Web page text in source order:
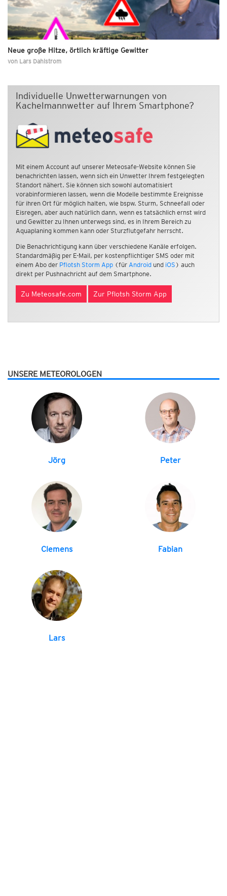
Neue große Hitze, örtlich kräftige Gewitter
von Lars Dahlstrom
Individuelle Unwetterwarnungen von
Kachelmannwetter auf Ihrem Smartphone?
Mit einem Account auf unserer Meteosafe-Website können Sie
benachrichten lassen, wenn sich ein Unwetter Ihrem festgelegten
Standort nähert. Sie können sich sowohl automatisiert
vorabinformieren lassen, wenn die Modelle bestimmte Ereignisse
für ihren Ort für möglich halten, wie bspw. Sturm, Schneefall oder
Eisregen, aber auch natürlich dann, wenn es tatsächlich ernst wird
und Gewitter zu Ihnen unterwegs sind, es in Ihrem Bereich zu
Aquaplaning kommen kann oder Sturzflutgefahr herrscht.
Die Benachrichtigung kann über verschiedene Kanäle erfolgen.
Standardmäßig per E-Mail, per kostenpflichtiger SMS oder mit
einem Abo der Pflotsh Storm App (für Android und iOS ) auch
direkt per Pushnachricht auf dem Smartphone.
Zu Meteosafe.com Zur Pflotsh Storm App
UNSERE METEOROLOGEN
Jörg Peter
Clemens Fabian
Lars